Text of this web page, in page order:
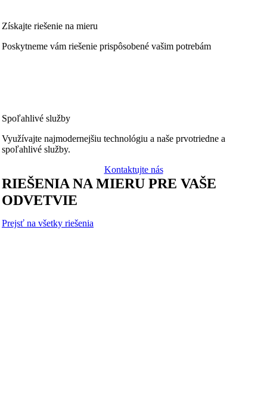
Získajte riešenie na mieru
Poskytneme vám riešenie prispôsobené vašim potrebám
Spoľahlivé služby
Využívajte najmodernejšiu technológiu a naše prvotriedne a
spoľahlivé služby.
Kontaktujte nás
RIEŠENIA NA MIERU PRE VAŠE
ODVETVIE
Prejsť na všetky riešenia